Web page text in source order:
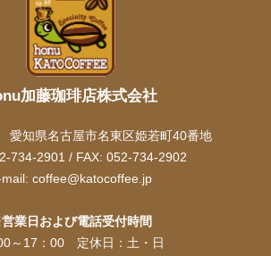
加藤珈琲店株式会社
知県名古屋市名東区姫若町40番地
734-2901 / FAX: 052-734-2902
coffee@katocoffee.jp
業日および電話受付時間
～17：00 定休日：土・日